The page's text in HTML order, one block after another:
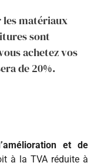
les matériaux
sont
achetez vos
de 20%.
et de
à la TVA réduite à